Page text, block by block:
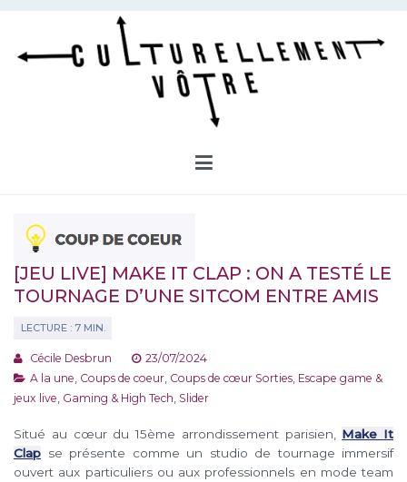
Aller
contenu
[JEU LIVE] MAKE IT CLAP : ON A TESTÉ LE
TOURNAGE D’UNE SITCOM ENTRE AMIS
Cécile Desbrun
23/07/2024
A la une Coups de coeur Coups de cœur Sorties Escape game &
jeux live Gaming & High Tech Slider
Situé au cœur du 15ème arrondissement parisien, Make It
Clap se présente comme un studio de tournage immersif
ouvert aux particuliers ou aux professionnels en mode team